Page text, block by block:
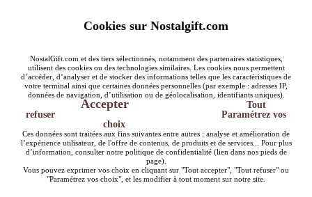
Cookies sur Nostalgift.com
NostalGift.com et des tiers sélectionnés, notamment des partenaires statistiques,
utilisent des cookies ou des technologies similaires. Les cookies nous permettent
d’accéder, d’analyser et de stocker des informations telles que les caractéristiques de
votre terminal ainsi que certaines données personnelles (par exemple : adresses IP,
données de navigation, d’utilisation ou de géolocalisation, identifiants uniques).
Accepter
Tout
refuser
Paramétrez vos
choix
Ces données sont traitées aux fins suivantes entre autres : analyse et amélioration de
l’expérience utilisateur, de l'offre de contenus, de produits et de services... Pour plus
d’information, consulter notre politique de confidentialité (lien dans nos pieds de
page).
Vous pouvez exprimer vos choix en cliquant sur "Tout accepter", "Tout refuser" ou
"Paramétrez vos choix", et les modifier à tout moment sur notre site.